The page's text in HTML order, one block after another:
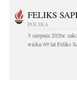
FELIKS
POLSKA
3 sierpnia 2026r.
wieku 69 lat Feliks